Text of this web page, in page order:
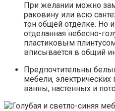
При желании можно
раковину или всю
тон общей отделке. Но
отделанная небесно-
пластиковым
вписывается в общий
Предпочтительны
мебели,
ванны, настенных и